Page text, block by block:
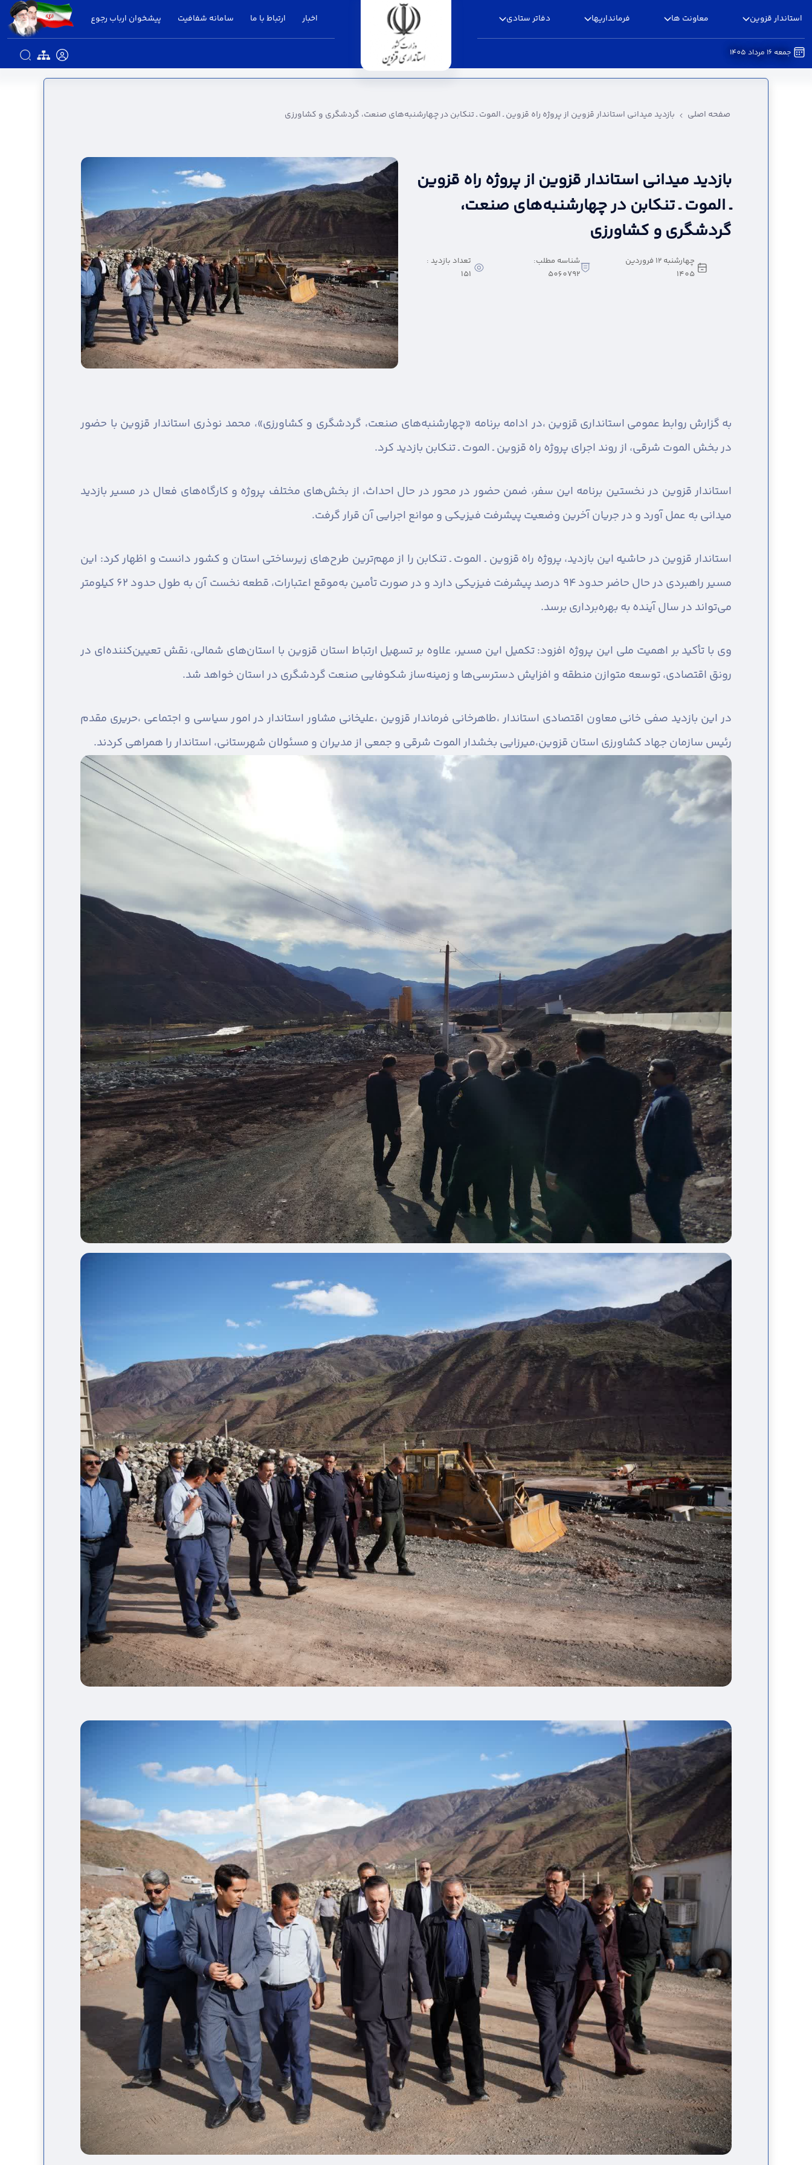
استاندار قزوین معاونت ها فرمانداریها دفاتر ستادی اخبار ارتباط با ما سامانه شفافیت پیشخوان ارباب رجوع
جمعه 16 مرداد 1405
بازدید میدانی استاندار قزوین از پروژه راه قزوین ـ الموت ـ تنکابن در چهارشنبه‌های صنعت، گردشگری و کشاورزی - استانداری قزوین
صفحه اصلی بازدید میدانی استاندار قزوین از پروژه راه قزوین ـ الموت ـ تنکابن در چهارشنبه‌های صنعت، گردشگری و کشاورزی
بازدید میدانی استاندار قزوین از پروژه راه قزوین
ـ الموت ـ تنکابن در چهارشنبه‌های صنعت،
گردشگری و کشاورزی
چهارشنبه 12 فروردین
1405
شناسه مطلب:
5060792
تعداد بازدید :
151
به گزارش روابط عمومی استانداری قزوین ،در ادامه برنامه «چهارشنبه‌های صنعت، گردشگری و کشاورزی»، محمد نوذری استاندار قزوین با حضور
در بخش الموت شرقی، از روند اجرای پروژه راه قزوین ـ الموت ـ تنکابن بازدید کرد.
استاندار قزوین در نخستین برنامه این سفر، ضمن حضور در محور در حال احداث، از بخش‌های مختلف پروژه و کارگاه‌های فعال در مسیر بازدید
میدانی به عمل آورد و در جریان آخرین وضعیت پیشرفت فیزیکی و موانع اجرایی آن قرار گرفت.
استاندار قزوین در حاشیه این بازدید، پروژه راه قزوین ـ الموت ـ تنکابن را از مهم‌ترین طرح‌های زیرساختی استان و کشور دانست و اظهار کرد: این
مسیر راهبردی در حال حاضر حدود ۹۴ درصد پیشرفت فیزیکی دارد و در صورت تأمین به‌موقع اعتبارات، قطعه نخست آن به طول حدود ۶۲ کیلومتر
می‌تواند در سال آینده به بهره‌برداری برسد.
وی با تأکید بر اهمیت ملی این پروژه افزود: تکمیل این مسیر، علاوه بر تسهیل ارتباط استان قزوین با استان‌های شمالی، نقش تعیین‌کننده‌ای در
رونق اقتصادی، توسعه متوازن منطقه و افزایش دسترسی‌ها و زمینه‌ساز شکوفایی صنعت گردشگری در استان خواهد شد.
در این بازدید صفی خانی معاون اقتصادی استاندار ،طاهرخانی فرماندار قزوین ،علیخانی مشاور استاندار در امور سیاسی و اجتماعی ،حریری مقدم
رئیس سازمان جهاد کشاورزی استان قزوین،میرزایی بخشدار الموت شرقی و جمعی از مدیران و مسئولان شهرستانی، استاندار را همراهی کردند.